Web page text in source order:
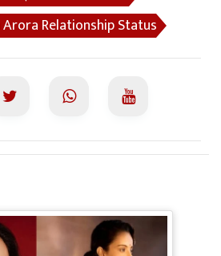
Relationship Status